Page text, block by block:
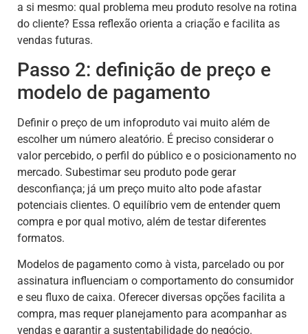
a si mesmo: qual problema meu produto resolve na rotina
do cliente? Essa reflexão orienta a criação e facilita as
vendas futuras.
Passo 2: definição de preço e
modelo de pagamento
Definir o preço de um infoproduto vai muito além de
escolher um número aleatório. É preciso considerar o
valor percebido, o perfil do público e o posicionamento no
mercado. Subestimar seu produto pode gerar
desconfiança; já um preço muito alto pode afastar
potenciais clientes. O equilíbrio vem de entender quem
compra e por qual motivo, além de testar diferentes
formatos.
Modelos de pagamento como à vista, parcelado ou por
assinatura influenciam o comportamento do consumidor
e seu fluxo de caixa. Oferecer diversas opções facilita a
compra, mas requer planejamento para acompanhar as
vendas e garantir a sustentabilidade do negócio.